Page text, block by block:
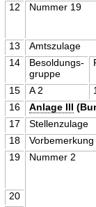
12 Nummer 19
13
Amtszulage
14
Besoldungs-
gruppe
15 A 2 1
16
Anlage III
17
Stellenzulage
18
Vorbemerkung
19
Nummer 2
20